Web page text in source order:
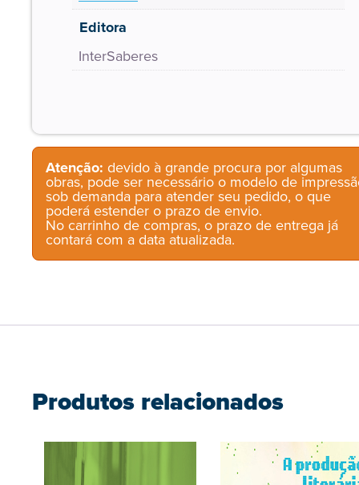
Editora
InterSaberes
Atenção: devido à grande procura por algumas
obras, pode ser necessário o modelo de
sob demanda para atender seu pedido, o que
poderá estender o prazo de envio.
No carrinho de compras, o prazo de entrega já
contará com a data atualizada.
Produtos relacionados